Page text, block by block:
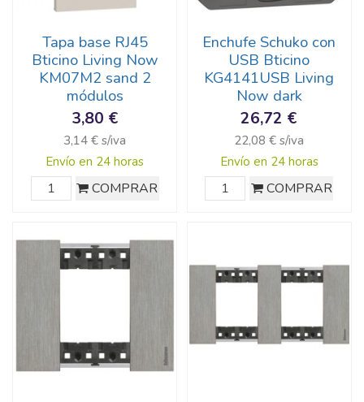
Tapa base RJ45
Bticino Living Now
KM07M2 sand 2
módulos
3,80 €
3,14 € s/iva
Envío en 24 horas
COMPRAR
Enchufe Schuko con
USB Bticino
KG4141USB Living
Now dark
26,72 €
22,08 € s/iva
Envío en 24 horas
COMPRAR